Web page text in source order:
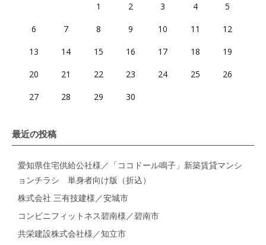
1 2 3 4
5
6
7 8 9 10 11
12
13
14 15 16 17 18
19
20
21 22 23 24 25
26
27
28 29 30
最近の投稿
愛知県住宅供給公社様／「ココドール鳴子」新築賃貸マンシ
ョンチラシ 単身者向け版（折込）
株式会社 三有技建様／安城市
コンビニフィットネス碧南様／碧南市
共栄建設株式会社様／知立市